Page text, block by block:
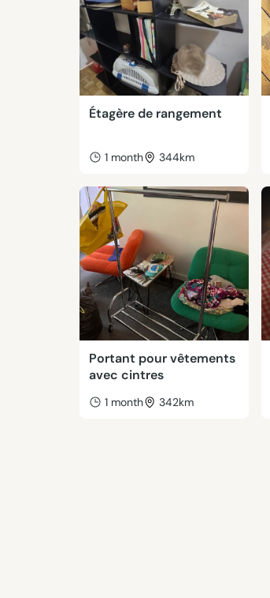
Étagère de rangement
1 month 344km
Portant pour vêtements
avec cintres
1 month 342km